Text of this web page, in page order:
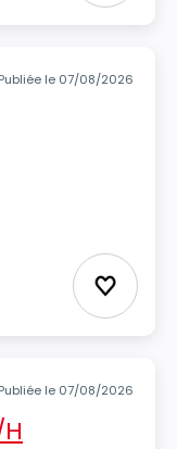
Publiée le 07/08/2026
Ajouter
Publiée le 07/08/2026